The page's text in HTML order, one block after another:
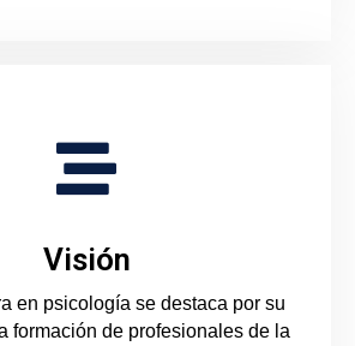
Visión
en psicología se destaca por su
formación de profesionales de la